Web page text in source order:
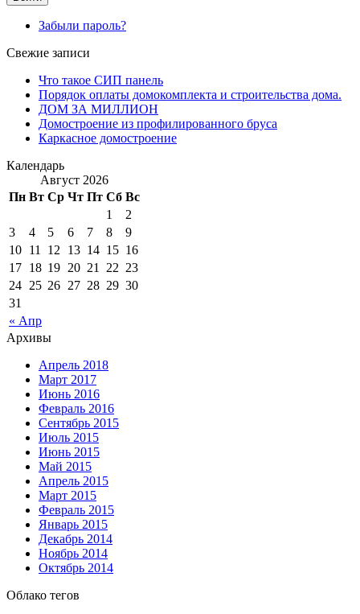
Забыли пароль?
Свежие записи
Что такое СИП панель
Порядок оплаты домокомплекта и строительства дома.
ДОМ ЗА МИЛЛИОН
Домостроение из профилированного бруса
Каркасное домостроение
Календарь
Август 2026
Пн Вт Ср Чт Пт Сб Вс
« Апр
1
2
3
4 5 6 7 8
9
10 11 12 13 14 15 16
17 18 19 20 21 22 23
24 25 26 27 28 29 30
31
Архивы
Апрель 2018
Март 2017
Июнь 2016
Февраль 2016
Сентябрь 2015
Июль 2015
Июнь 2015
Май 2015
Апрель 2015
Март 2015
Февраль 2015
Январь 2015
Декабрь 2014
Ноябрь 2014
Октябрь 2014
Облако тегов